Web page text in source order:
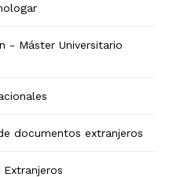
- Máster Universitario
documentos extranjeros
Extranjeros